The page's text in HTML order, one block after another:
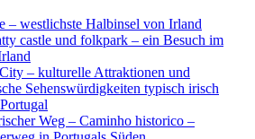
– westlichste Halbinsel von Irland
castle und folkpark – ein Besuch im
– kulturelle Attraktionen und
Sehenswürdigkeiten typisch irisch
Weg – Caminho historico –